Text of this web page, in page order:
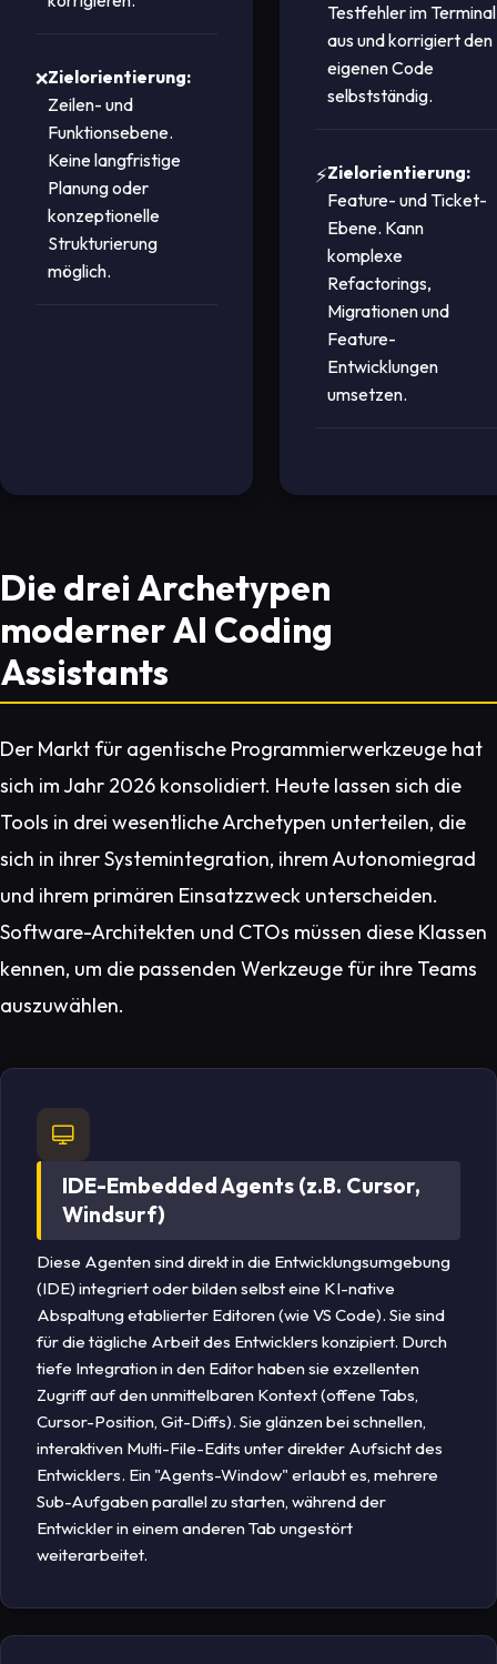
Zielorientierung:
Zeilen- und
Funktionsebene.
Keine langfristige
Planung oder
konzeptionelle
Strukturierung
möglich.
Testfehler im Terminal
aus und korrigiert den
eigenen Code
selbstständig.
Zielorientierung:
Feature- und Ticket-
Ebene. Kann
komplexe
Refactorings,
Migrationen und
Feature-
Entwicklungen
umsetzen.
Die drei Archetypen
moderner AI Coding
Assistants
Der Markt für agentische Programmierwerkzeuge hat
sich im Jahr 2026 konsolidiert. Heute lassen sich die
Tools in drei wesentliche Archetypen unterteilen, die
sich in ihrer Systemintegration, ihrem Autonomiegrad
und ihrem primären Einsatzzweck unterscheiden.
Software-Architekten und CTOs müssen diese Klassen
kennen, um die passenden Werkzeuge für ihre Teams
auszuwählen.
IDE-Embedded Agents (z.B. Cursor,
Windsurf)
Diese Agenten sind direkt in die Entwicklungsumgebung
(IDE) integriert oder bilden selbst eine KI-native
Abspaltung etablierter Editoren (wie VS Code). Sie sind
für die tägliche Arbeit des Entwicklers konzipiert. Durch
tiefe Integration in den Editor haben sie exzellenten
Zugriff auf den unmittelbaren Kontext (offene Tabs,
Cursor-Position, Git-Diffs). Sie glänzen bei schnellen,
interaktiven Multi-File-Edits unter direkter Aufsicht des
Entwicklers. Ein "Agents-Window" erlaubt es, mehrere
Sub-Aufgaben parallel zu starten, während der
Entwickler in einem anderen Tab ungestört
weiterarbeitet.